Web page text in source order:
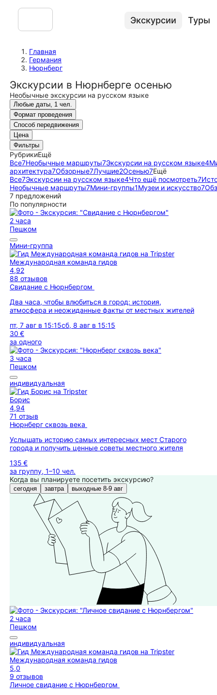
Экскурсии Туры
Главная
Германия
Нюрнберг
Экскурсии в Нюрнберге осенью
Необычные экскурсии на русском языке
Любые даты, 1 чел.
Формат проведения
Способ передвижения
Цена
Фильтры
РубрикиЕщё
Все7Необычные маршруты7Экскурсии на русском языке4
архитектура7Обзорные7Лучшие2Осенью7Ещё
Все7Экскурсии на русском языке4Что ещё посмотреть7
Необычные маршруты7Мини-группы1Музеи и искусство7
7 предложений
По популярности
2 часа
Пешком
Мини-группа
Международная команда гидов
4,92
88 отзывов
Свидание с Нюрнбергом
Два часа, чтобы влюбиться в город: история,
атмосфера и неожиданные факты от местных жителей
пт, 7 авг в 15:15сб, 8 авг в 15:15
30 €
за одного
3 часа
Пешком
индивидуальная
Борис
4,94
71 отзыв
Нюрнберг сквозь века
Услышать историю самых интересных мест Старого
города и получить ценные советы местного жителя
135 €
за группу, 1–10 чел.
Когда вы планируете посетить экскурсию?
сегодня завтра выходные 8-9 авг
2 часа
Пешком
индивидуальная
Международная команда гидов
5,0
9 отзывов
Личное свидание с Нюрнбергом